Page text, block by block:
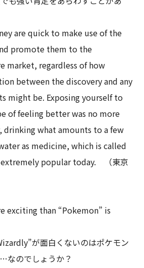
are quick to make use of the
promote them to the
market, regardless of how
between the discovery and any
might be. Exposing yourself to
of feeling better was no more
drinking what amounts to a few
as medicine, which is called
popular today. （東京
exciting than “Pokemon” is
が面白くないのはポケモン
なのでしょうか？